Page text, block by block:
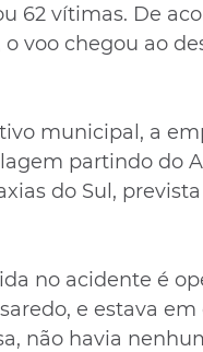
62 vítimas. De
voo chegou ao
municipal, a
partindo do
do Sul,
no acidente é
e estava
não havia